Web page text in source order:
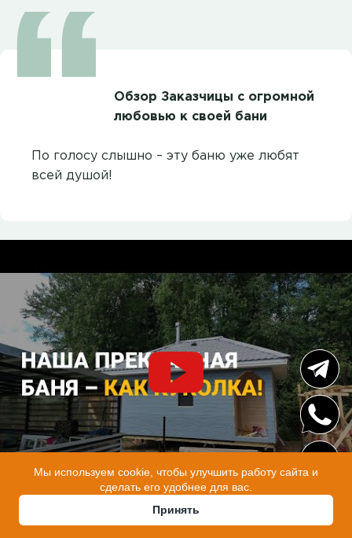
Обзор Заказчицы с огромной
любовью к своей бани
По голосу слышно – эту баню уже любят
всей душой!
Мы используем cookie, чтобы улучшить работу сайта и
сделать его удобнее для вас.
Принять